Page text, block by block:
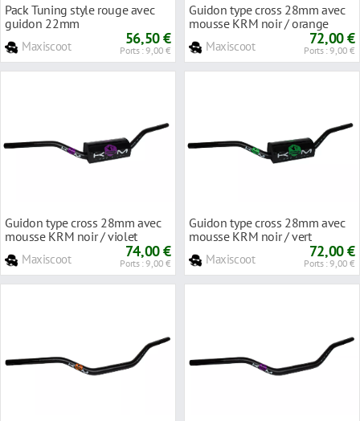
Pack Tuning style rouge avec
guidon 22mm
Maxiscoot 56,50 €
Ports : 9,00 €
Guidon type cross 28mm avec
mousse KRM noir / orange
Maxiscoot 72,00 €
Ports : 9,00 €
Guidon type cross 28mm avec
mousse KRM noir / violet
Maxiscoot 74,00 €
Ports : 9,00 €
Guidon type cross 28mm avec
mousse KRM noir / vert
Maxiscoot 72,00 €
Ports : 9,00 €